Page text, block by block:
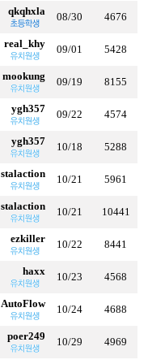
qkqhxla 08/30 4676
real_khy 09/01 5428
mookung 09/19 8155
ygh357 09/22 4574
ygh357 10/18 5288
stalaction 10/21 5961
stalaction 10/21 10441
ezkiller 10/22 8441
haxx 10/23 4568
AutoFlow 10/24 4688
poer249 10/29 4969